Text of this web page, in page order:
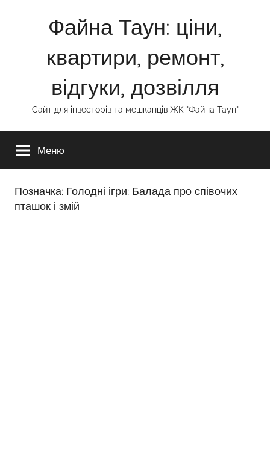
Файна Таун: ціни,
квартири, ремонт,
відгуки, дозвілля
Сайт для інвесторів та мешканців ЖК "Файна Таун"
Меню
Позначка: Голодні ігри: Балада про співочих
пташок і змій